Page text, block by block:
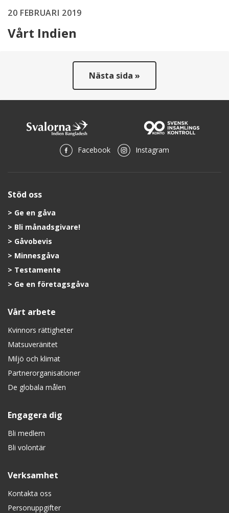
20 FEBRUARI 2019
Vårt Indien
Nästa sida »
Facebook Instagram
Stöd oss
Ge en gåva
Bli månadsgivare!
Gåvobevis
Minnesgåva
Testamente
Ge en företagsgåva
Vårt arbete
Kvinnors rättigheter
Matsuveränitet
Miljö och klimat
Partnerorganisationer
De globala målen
Engagera dig
Bli medlem
Bli volontär
Verksamhet
Kontakta oss
Personuppgifter